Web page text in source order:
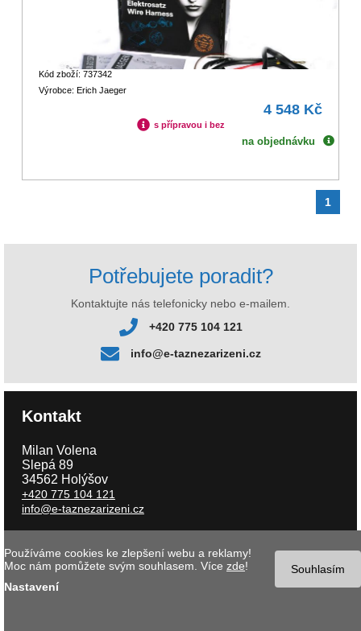
Kód zboží: 737342
Výrobce: Erich Jaeger
4 548 Kč
s přípravou i bez
na objednávku
1
Potřebujete poradit?
Kontaktujte nás telefonicky nebo e-mailem.
+420 775 104 121
info@e-taznezarizeni.cz
Kontakt
Milan Volena
Slepá 89
34562 Holýšov
+420 775 104 121
info@e-taznezarizeni.cz
Copyright © 2026 e-taznezarizeni.cz | Aktualizace 08.08.2026 |
internetového obchodu- MK software |Nastavení cookies Souhlasím
Používáme cookies ke zlepšení webu a reklamy!
Moc nám pomůžete svým souhlasem. Více zde!
Nastavení